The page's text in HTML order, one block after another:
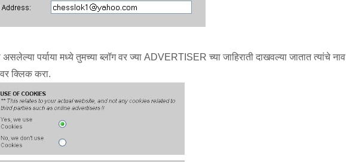
पर्याया मध्ये तुमच्या ब्लॉग वर ज्या ADVERTISER च्या जाहिराती दाखवल्या जातात त्यांचे नाव
क्लिक करा.